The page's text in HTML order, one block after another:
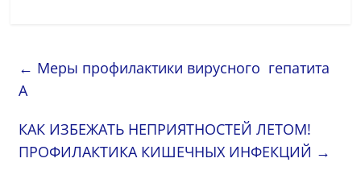
← Меры профилактики вирусного гепатита
А
КАК ИЗБЕЖАТЬ НЕПРИЯТНОСТЕЙ ЛЕТОМ!
ПРОФИЛАКТИКА КИШЕЧНЫХ ИНФЕКЦИЙ →